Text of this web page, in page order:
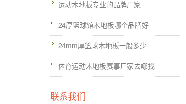
运动木地板专业的品牌厂家
24厚篮球馆木地板哪个品牌好
24mm厚篮球木地板一般多少
体育运动木地板赛事厂家去哪找
联系我们